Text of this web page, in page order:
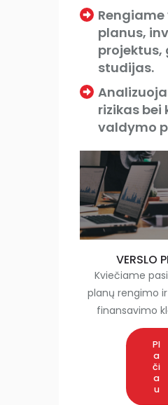
Rengiame
planus,
studijas.
rizikas bei
valdymo
VERSLO
Kviečiame
planų rengimo
finansavimo
Pl
a
či
a
u